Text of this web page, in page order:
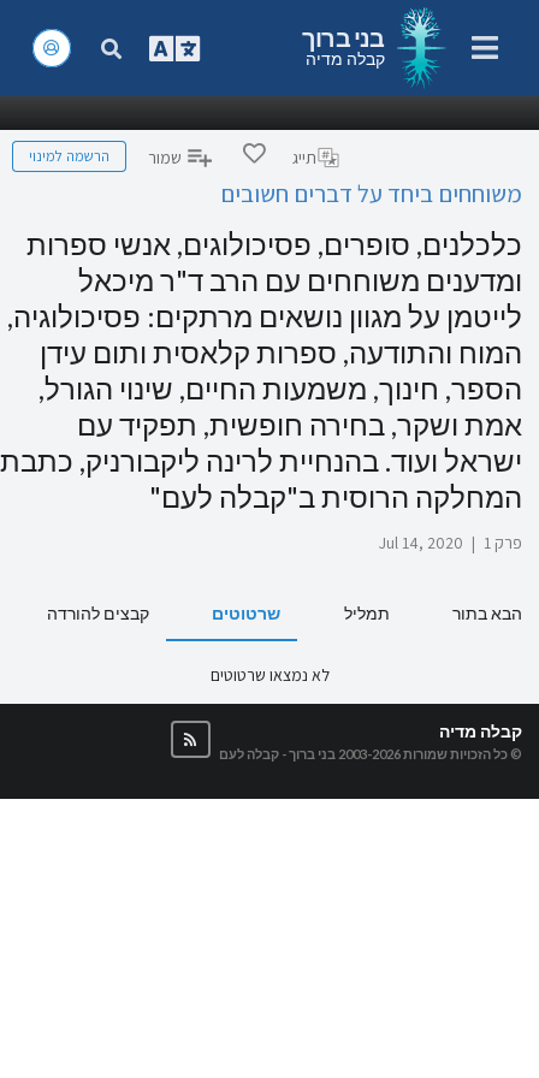
בני ברוך
קבלה מדיה
תייג שמור הרשמה למינוי
משוחחים ביחד על דברים חשובים
כלכלנים, סופרים, פסיכולוגים, אנשי ספרות
ומדענים משוחחים עם הרב ד"ר מיכאל
לייטמן על מגוון נושאים מרתקים: פסיכולוגיה,
המוח והתודעה, ספרות קלאסית ותום עידן
הספר, חינוך, משמעות החיים, שינוי הגורל,
אמת ושקר, בחירה חופשית, תפקיד עם
ישראל ועוד. בהנחיית לרינה ליקבורניק, כתבת
המחלקה הרוסית ב"קבלה לעם"
פרק 1 |
Jul 14, 2020
הבא בתור תמליל שרטוטים קבצים להורדה
לא נמצאו שרטוטים
קבלה מדיה
© כל הזכויות שמורות 2003-2026 בני ברוך - קבלה לעם